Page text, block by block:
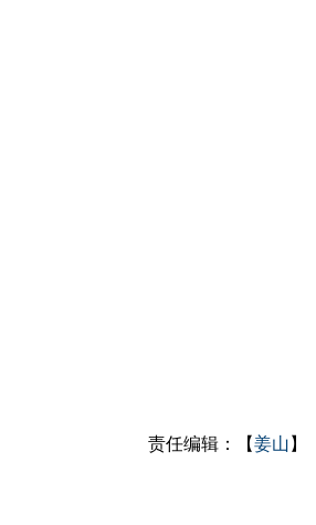
责任编辑：【姜山 】